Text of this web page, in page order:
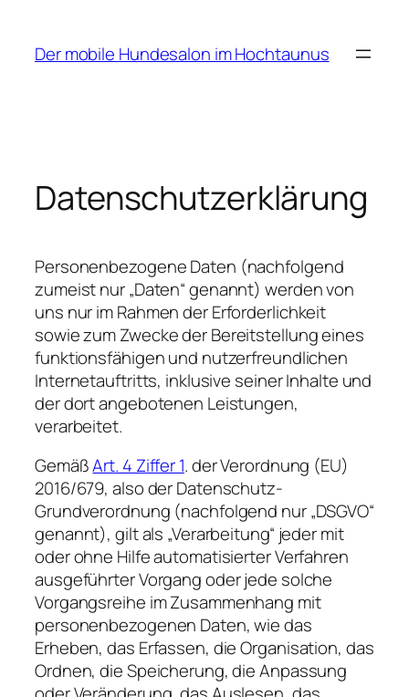
springen
Der mobile Hundesalon im Hochtaunus
Datenschutzerklärung
Personenbezogene Daten (nachfolgend
zumeist nur „Daten“ genannt) werden von
uns nur im Rahmen der Erforderlichkeit
sowie zum Zwecke der Bereitstellung eines
funktionsfähigen und nutzerfreundlichen
Internetauftritts, inklusive seiner Inhalte und
der dort angebotenen Leistungen,
verarbeitet.
GemäßArt. 4 Ziffer 1. der Verordnung (EU)
2016/679, also der Datenschutz-
Grundverordnung (nachfolgend nur „DSGVO“
genannt), gilt als „Verarbeitung“ jeder mit
oder ohne Hilfe automatisierter Verfahren
ausgeführter Vorgang oder jede solche
Vorgangsreihe im Zusammenhang mit
personenbezogenen Daten, wie das
Erheben, das Erfassen, die Organisation, das
Ordnen, die Speicherung, die Anpassung